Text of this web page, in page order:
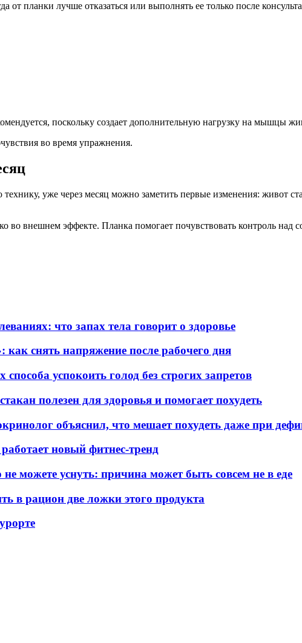
от планки лучше отказаться или выполнять ее только после
поскольку создает дополнительную нагрузку на мышцы
во время упражнения.
уже через месяц можно заметить первые изменения: живот
во внешнем эффекте. Планка помогает почувствовать контроль над
что запах тела говорит о здоровье
снять напряжение после рабочего дня
успокоить голод без строгих запретов
полезен для здоровья и помогает похудеть
объяснил, что мешает похудеть даже при
новый фитнес-тренд
можете уснуть: причина может быть совсем не в еде
в рацион две ложки этого продукта